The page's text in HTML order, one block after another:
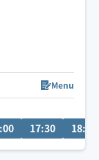
)
ドスパ
Menu
17:30 18:00